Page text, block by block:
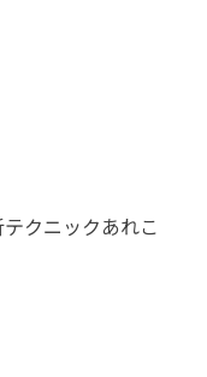
クニックあれこ